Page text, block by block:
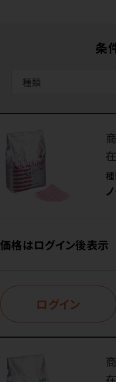
条
種類
種
価格はログイン後表示
ログイン